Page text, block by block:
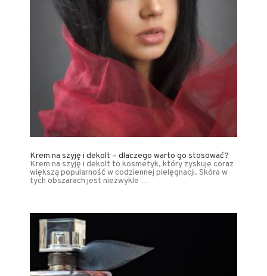
Krem na szyję i dekolt – dlaczego warto go stosować?
Krem na szyję i dekolt to kosmetyk, który zyskuje coraz
większą popularność w codziennej pielęgnacji. Skóra w
tych obszarach jest niezwykle …